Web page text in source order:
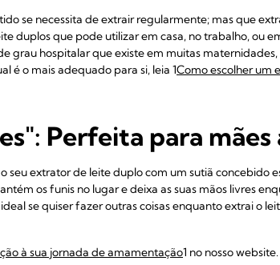
se necessita de extrair regularmente; mas que
duplos que pode utilizar em casa, no trabalho, ou
grau hospitalar que existe em muitas
é o mais adequado para si, leia 1Como escolher um
Perfeita para
seu extrator de leite duplo com um sutiã concebido
os funis no lugar e deixa as suas mãos livres
se quiser fazer outras coisas enquanto extrai o
à sua jornada de amamentação1 no nosso website.